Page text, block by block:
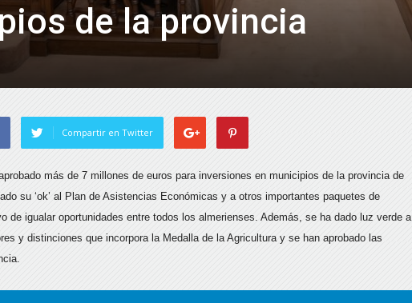
de la provincia
Compartir en Twitter
más de 7 millones de euros para inversiones en municipios de la provincia de
su ‘ok’ al Plan de Asistencias Económicas y a otros importantes paquetes de
de igualar oportunidades entre todos los almerienses. Además, se ha dado luz verde a
y distinciones que incorpora la Medalla de la Agricultura y se han aprobado las